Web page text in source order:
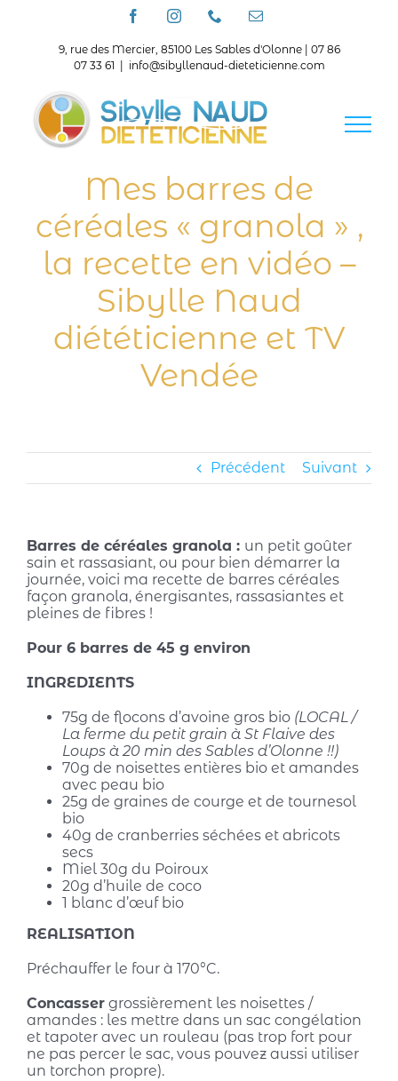
FacebookInstagramTéléphoneEmail
9, rue des Mercier, 85100 Les Sables d'Olonne | 07 86
07 33 61
info@sibyllenaud-dieteticienne.com
Mes barres de
céréales « granola » ,
la recette en vidéo –
Sibylle Naud
diététicienne et TV
Vendée
Précédent Suivant
Barres de céréales granola : un petit goûter
sain et rassasiant, ou pour bien démarrer la
journée, voici ma recette de barres céréales
façon granola, énergisantes, rassasiantes et
pleines de fibres !
Pour 6 barres de 45 g environ
INGREDIENTS
75g de flocons d’avoine gros bio (LOCAL /
La ferme du petit grain à St Flaive des
Loups à 20 min des Sables d’Olonne !!)
70g de noisettes entières bio et amandes
avec peau bio
25g de graines de courge et de tournesol
bio
40g de cranberries séchées et abricots
secs
Miel 30g du Poiroux
20g d’huile de coco
1 blanc d’œuf bio
REALISATION
Préchauffer le four à 170°C.
Concassergrossièrement les noisettes /
amandes : les mettre dans un sac congélation
et tapoter avec un rouleau (pas trop fort pour
ne pas percer le sac, vous pouvez aussi utiliser
un torchon propre).